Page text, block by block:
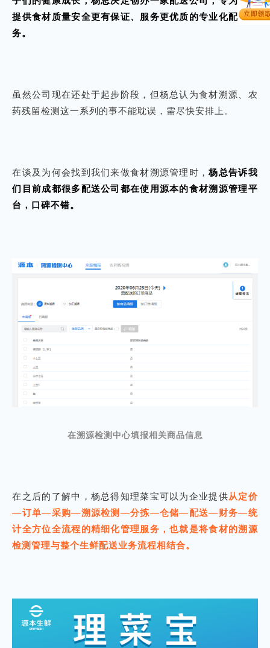
提供食材质量安全更有保证、服务更优质的专业化配送服
务。
虽然公司现在还处于起步阶段，但杨总认为食材溯源、农
药残留检测这一系列的事不能耽误，需尽快安排上。
在谈及为何会找到我们来做食材溯源管理时，杨总告诉我
们目前成都很多配送公司都在使用源本的食材溯源管理平
台，口碑不错。
在溯源检测中心填报相关商品信息
在之后的了解中，杨总得知理菜宝可以为企业提供从定价
—订单—采购—溯源检测—分拣—仓储—配送—财务—统
计全方位全流程的精细化管理服务，也就是将食材的溯源
检测管理与整个生鲜配送业务流程相结合。